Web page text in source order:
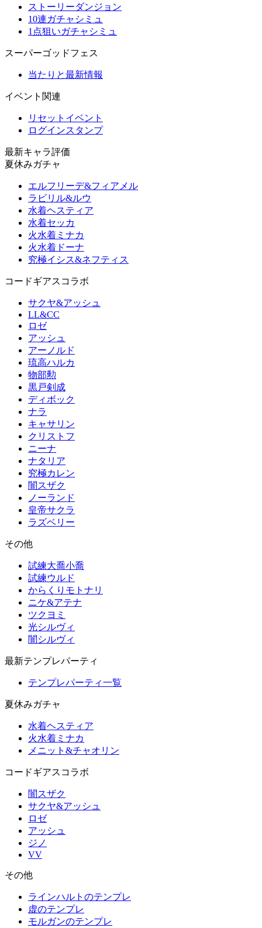
ストーリーダンジョン
10連ガチャシミュ
1点狙いガチャシミュ
スーパーゴッドフェス
当たりと最新情報
イベント関連
リセットイベント
ログインスタンプ
最新キャラ評価
夏休みガチャ
エルフリーデ&フィアメル
ラビリル&ルウ
水着ヘスティア
水着セッカ
火水着ミナカ
火水着ドーナ
究極イシス&ネフティス
コードギアスコラボ
サクヤ&アッシュ
LL&CC
ロゼ
アッシュ
アーノルド
琉高ハルカ
物部勲
黒戸剣成
ディボック
ナラ
キャサリン
クリストフ
ニーナ
ナタリア
究極カレン
闇スザク
ノーランド
皇帝サクラ
ラズベリー
その他
試練大喬小喬
試練ウルド
からくりモトナリ
ニケ&アテナ
ツクヨミ
光シルヴィ
闇シルヴィ
最新テンプレパーティ
テンプレパーティ一覧
夏休みガチャ
水着ヘスティア
火水着ミナカ
メニット&チャオリン
コードギアスコラボ
闇スザク
サクヤ&アッシュ
ロゼ
アッシュ
ジノ
VV
その他
ラインハルトのテンプレ
虚のテンプレ
モルガンのテンプレ